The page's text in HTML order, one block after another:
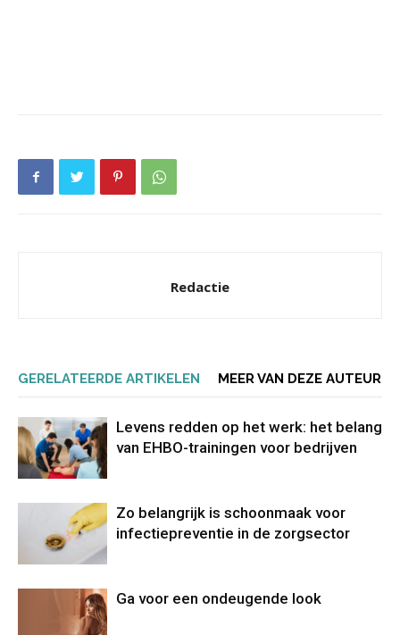
Redactie
GERELATEERDE ARTIKELEN MEER VAN DEZE AUTEUR
Levens redden op het werk: het belang
van EHBO-trainingen voor bedrijven
Zo belangrijk is schoonmaak voor
infectiepreventie in de zorgsector
Ga voor een ondeugende look